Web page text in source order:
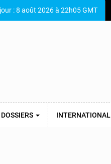
: 8 août 2026 à 22h05 GMT
DOSSIERS INTERNATIONAL